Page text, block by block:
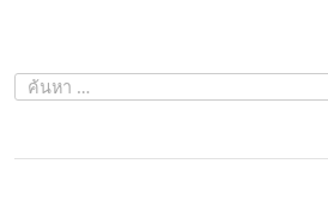
ค้นหา